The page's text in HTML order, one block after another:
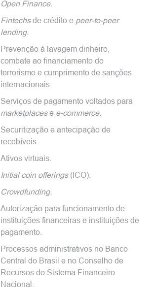
Open Finance.
Fintechsde crédito e peer-to-peer
lending.
Prevenção à lavagem dinheiro,
combate ao financiamento do
terrorismo e cumprimento de sanções
internacionais.
Serviços de pagamento voltados para
marketplacese e-commerce.
Securitização e antecipação de
recebíveis.
Ativos virtuais.
Initial coin offerings(ICO).
Crowdfunding.
Autorização para funcionamento de
instituições financeiras e instituições de
pagamento.
Processos administrativos no Banco
Central do Brasil e no Conselho de
Recursos do Sistema Financeiro
Nacional.